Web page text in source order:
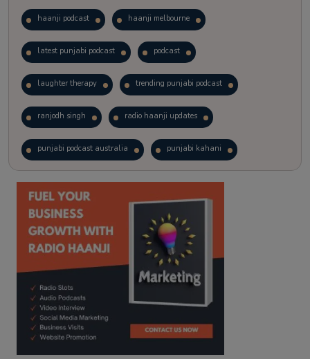
haanji podcast haanji melbourne
latest punjabi podcast podcast
laughter therapy trending punjabi podcast
ranjodh singh radio haanji updates
punjabi podcast australia punjabi kahani
kitaab kahani punjabi story